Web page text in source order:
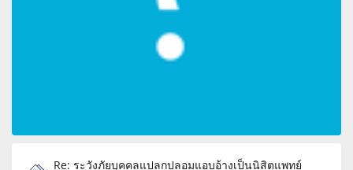
Re: ระวังภัยบุคคลแปลกปลอมแอบอ้างเป็นนิสิตแพทย์